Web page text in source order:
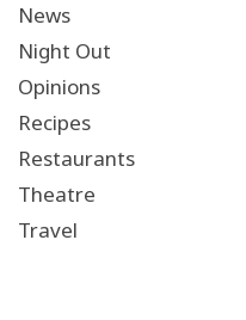
News
Night Out
Opinions
Recipes
Restaurants
Theatre
Travel